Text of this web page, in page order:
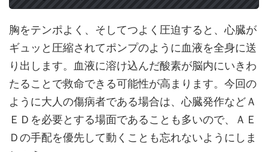
胸をテンポよく、そしてつよく圧迫すると、心臓が
ギュッと圧縮されてポンプのように血液を全身に送
り出します。血液に溶け込んだ酸素が脳内にいきわ
たることで救命できる可能性が高まります。今回の
ように大人の傷病者である場合は、心臓発作などＡ
ＥＤを必要とする場面であることも多いので、ＡＥ
Ｄの手配を優先して動くことも忘れないようにしま